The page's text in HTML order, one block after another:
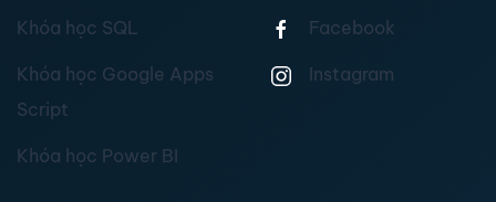
Khóa học SQL
Khóa học Google Apps
Script
Khóa học Power BI
Facebook
Instagram